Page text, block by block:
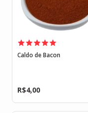
Caldo de Bacon
R$4,00